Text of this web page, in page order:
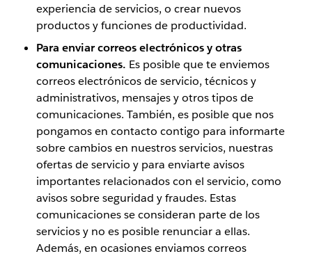
experiencia de servicios, o crear nuevos
productos y funciones de productividad.
Para enviar correos electrónicos y otras
comunicaciones. Es posible que te enviemos
correos electrónicos de servicio, técnicos y
administrativos, mensajes y otros tipos de
comunicaciones. También, es posible que nos
pongamos en contacto contigo para informarte
sobre cambios en nuestros servicios, nuestras
ofertas de servicio y para enviarte avisos
importantes relacionados con el servicio, como
avisos sobre seguridad y fraudes. Estas
comunicaciones se consideran parte de los
servicios y no es posible renunciar a ellas.
Además, en ocasiones enviamos correos